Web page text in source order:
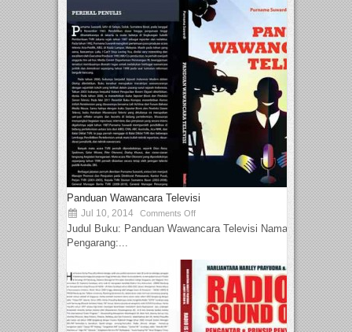
Panduan Wawancara Televisi
Jul 10, 2014 Comments Off
Judul Buku: Panduan Wawancara Televisi Nama
Pengarang:...